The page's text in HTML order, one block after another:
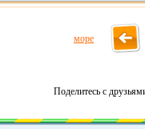
море
Поделитесь с